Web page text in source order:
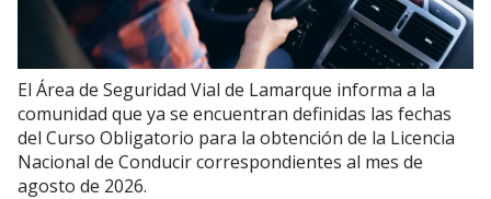
El Área de Seguridad Vial de Lamarque informa a la
comunidad que ya se encuentran definidas las fechas
del Curso Obligatorio para la obtención de la Licencia
Nacional de Conducir correspondientes al mes de
agosto de 2026.